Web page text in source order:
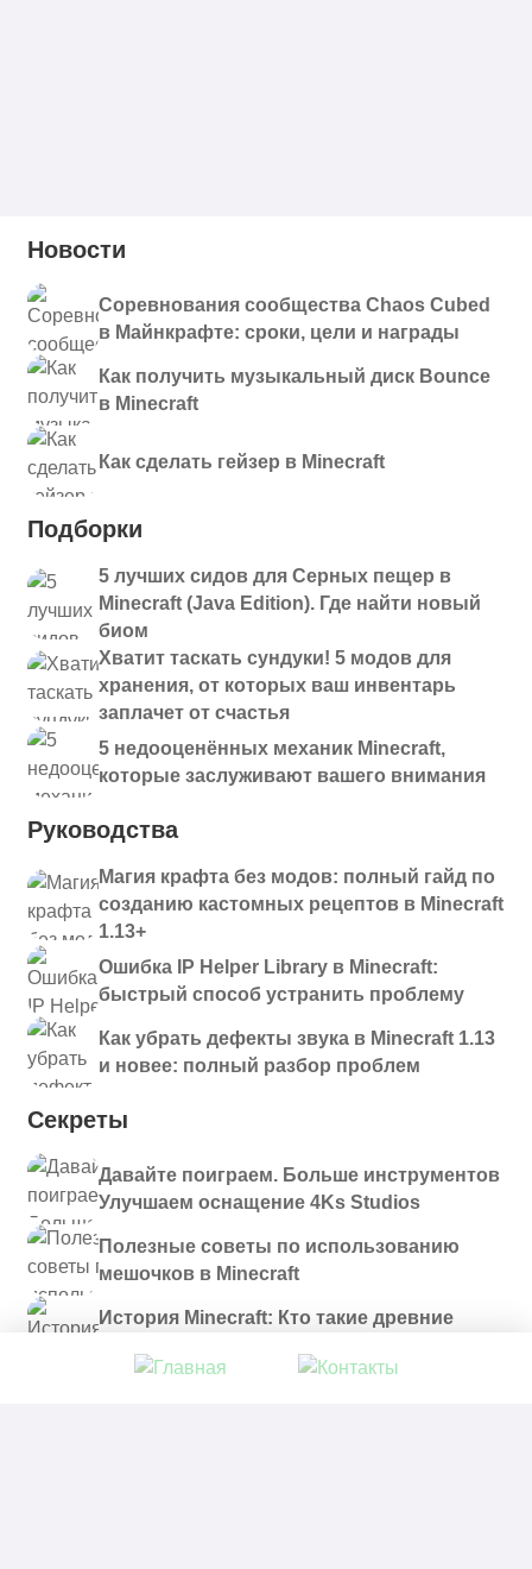
Новости
Соревнования сообщества Chaos Cubed
в Майнкрафте: сроки, цели и награды
Как получить музыкальный диск Bounce
в Minecraft
Как сделать гейзер в Minecraft
Подборки
5 лучших сидов для Серных пещер в
Minecraft (Java Edition). Где найти новый
биом
Хватит таскать сундуки! 5 модов для
хранения, от которых ваш инвентарь
заплачет от счастья
5 недооценённых механик Minecraft,
которые заслуживают вашего внимания
Руководства
Магия крафта без модов: полный гайд по
созданию кастомных рецептов в Minecraft
1.13+
Ошибка IP Helper Library в Minecraft:
быстрый способ устранить проблему
Как убрать дефекты звука в Minecraft 1.13
и новее: полный разбор проблем
Секреты
Давайте поиграем. Больше инструментов
Улучшаем оснащение 4Ks Studios
Полезные советы по использованию
мешочков в Minecraft
История Minecraft: Кто такие древние